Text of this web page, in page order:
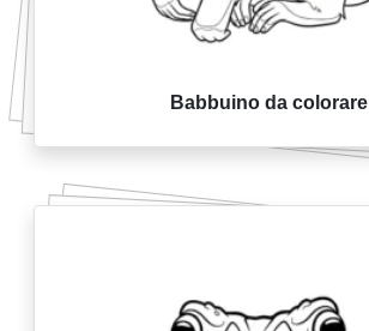
Babbuino da colorare